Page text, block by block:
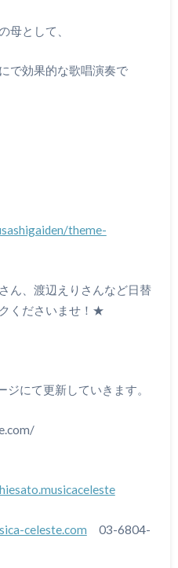
母として、
で効果的な歌唱演奏で
theme-
ん、渡辺えりさんなど日替
くださいませ！★
にて更新していきます。
celeste.com 03-6804-